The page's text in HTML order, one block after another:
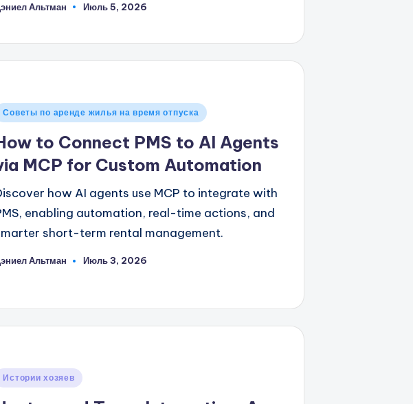
Альтман Июль 5, 2026
Советы по аренде жилья на время отпуска
to Connect PMS to AI Agents
MCP for Custom Automation
how AI agents use MCP to integrate with
enabling automation, real-time actions, and
short-term rental management.
Альтман Июль 3, 2026
Истории хозяев